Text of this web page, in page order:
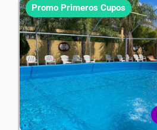
Promo Primeros Cupos